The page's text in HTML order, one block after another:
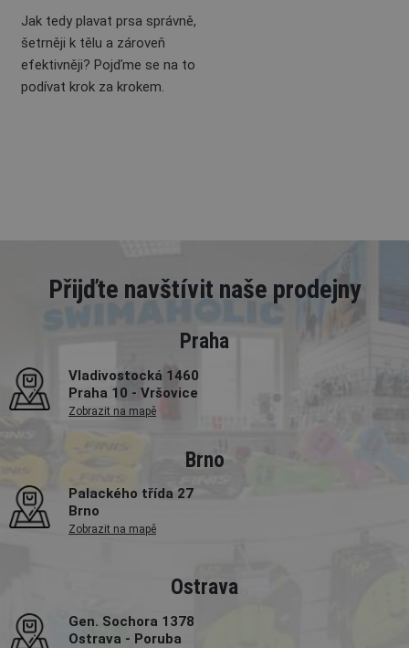
Jak tedy plavat prsa správně,
šetrněji k tělu a zároveň
efektivněji? Pojďme se na to
podívat krok za krokem.
Přijďte navštívit naše prodejny
Praha
Vladivostocká 1460
Praha 10 - Vršovice
Zobrazit na mapě
Brno
Palackého třída 27
Brno
Zobrazit na mapě
Ostrava
Gen. Sochora 1378
Ostrava - Poruba